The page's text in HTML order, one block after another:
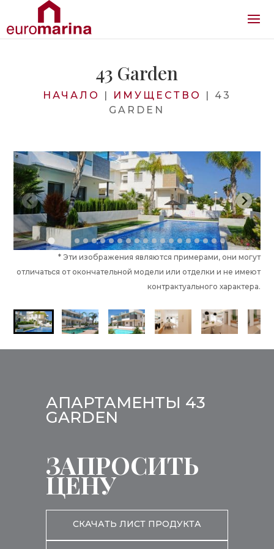
43 Garden
НАЧАЛО | ИМУЩЕСТВО | 43
GARDEN
* Эти изображения являются примерами, они могут
отличаться от окончательной модели или отделки и не имеют
контрактуального характера.
АПАРТАМЕНТЫ 43
GARDEN
ЗАПРОСИТЬ
ЦЕНУ
СКАЧАТЬ ЛИСТ ПРОДУКТА